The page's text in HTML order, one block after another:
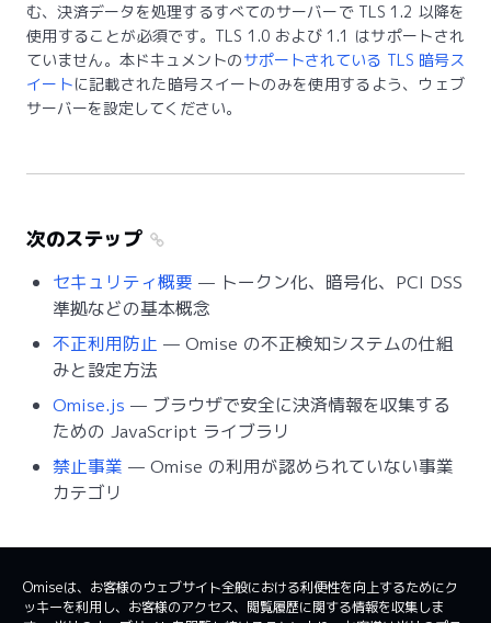
む、決済データを処理するすべてのサーバーで TLS 1.2 以降を
使用することが必須です。TLS 1.0 および 1.1 はサポートされ
ていません。本ドキュメントのサポートされている TLS 暗号ス
イートに記載された暗号スイートのみを使用するよう、ウェブ
サーバーを設定してください。
次のステップ
セキュリティ概要 — トークン化、暗号化、PCI DSS
準拠などの基本概念
不正利用防止 — Omise の不正検知システムの仕組
みと設定方法
Omise.js — ブラウザで安全に決済情報を収集する
ための JavaScript ライブラリ
禁止事業 — Omise の利用が認められていない事業
カテゴリ
Omiseは、お客様のウェブサイト全般における利便性を向上するためにク
ッキーを利用し、お客様のアクセス、閲覧履歴に関する情報を収集しま